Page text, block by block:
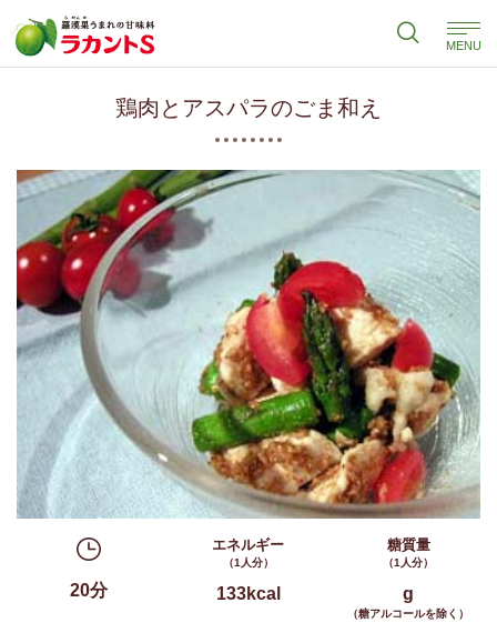
MENU
鶏肉とアスパラのごま和え
20分
エネルギー
（1人分）
133kcal
糖質量
（1人分）
g
（糖アルコールを除く）